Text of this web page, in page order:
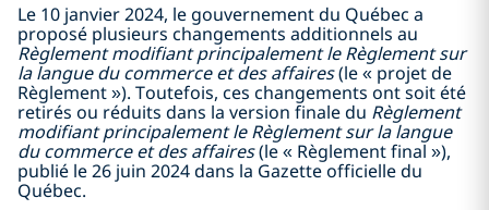
Le 10 janvier 2024, le gouvernement du Québec a
proposé plusieurs changements additionnels au
Règlement modifiant principalement le Règlement sur
la langue du commerce et des affaires(le « projet de
Règlement »). Toutefois, ces changements ont soit été
retirés ou réduits dans la version finale du Règlement
modifiant principalement le Règlement sur la langue
du commerce et des affaires(le « Règlement final »),
publié le 26 juin 2024 dans la Gazette officielle du
Québec.